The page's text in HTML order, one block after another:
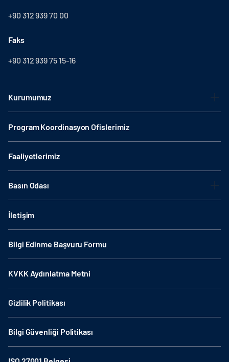
+90 312 939 70 00
Faks
+90 312 939 75 15-16
Kurumumuz
Program Koordinasyon Ofislerimiz
Faaliyetlerimiz
Basın Odası
İletişim
Bilgi Edinme Başvuru Formu
KVKK Aydınlatma Metni
Gizlilik Politikası
Bilgi Güvenliği Politikası